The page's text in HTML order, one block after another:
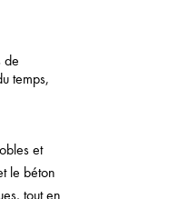
de
temps,
et
le béton
tout en